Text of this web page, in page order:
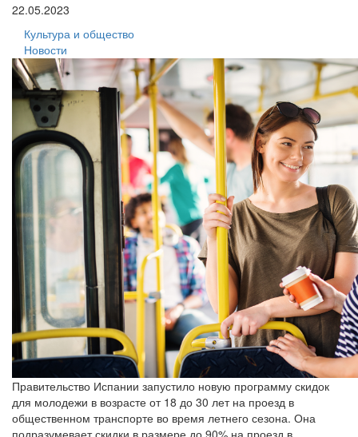
22.05.2023
Культура и общество
Новости
Правительство Испании запустило новую программу скидок
для молодежи в возрасте от 18 до 30 лет на проезд в
общественном транспорте во время летнего сезона. Она